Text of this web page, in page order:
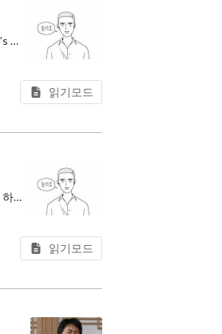
This post is about how the developer role is changing in the AI era, and what to do about it. It’s something I hear a lot at wor
읽기모드
이번 포스팅에서는 AI 시대에 개발자의 역할이 어떻게 달라지고 있는지, 그리고 무엇을 준비해야 하는지 이야기해보려 한다. 최근 필자가 재직 중인 직장에서도 많은 개발자들이 이 주제에 대해 고민을 하고 있는데, 비단 이 주제는 필자
읽기모드